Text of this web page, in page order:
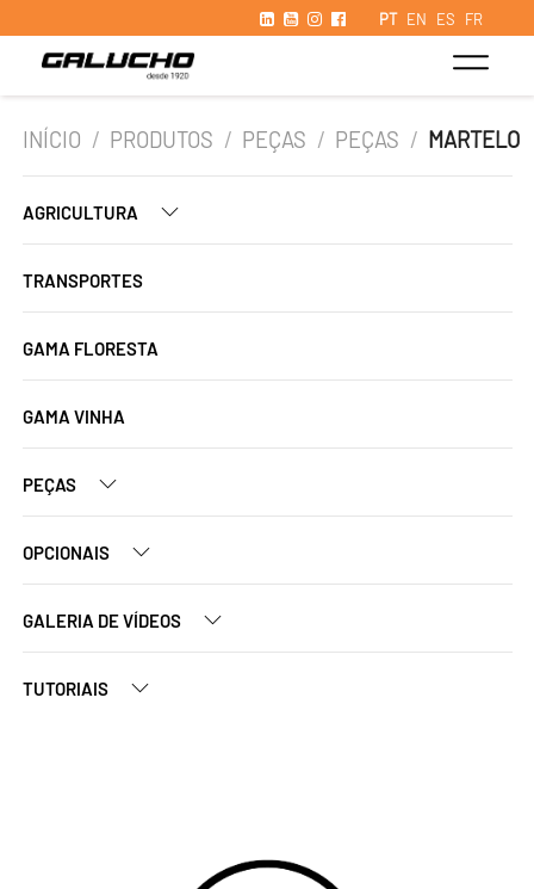
PT EN ES FR
INÍCIO / PRODUTOS / PEÇAS / PEÇAS / MARTELO
AGRICULTURA
TRANSPORTES
GAMA FLORESTA
GAMA VINHA
PEÇAS
OPCIONAIS
GALERIA DE VÍDEOS
TUTORIAIS